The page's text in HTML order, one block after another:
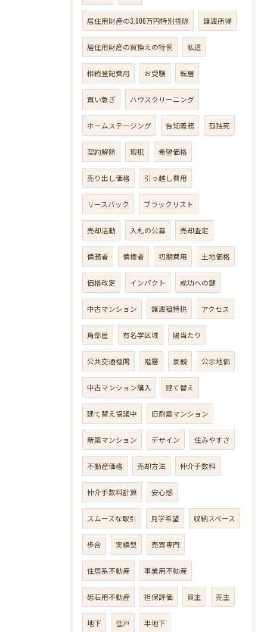
居住用財産の3,000万円特別控除 譲渡所得
居住用財産の買換えの特例 私道
相続登記費用 お受験 転居
買い急ぎ ハウスクリーニング
ホームステージング 告知義務 孤独死
契約解除 瑕疵 希望価格
売り出し価格 引っ越し費用
リースバック ブラックリスト
売却活動 入札の公募 売却査定
債務者 債権者 初期費用 土地価格
価格改定 インパクト 成功への鍵
中古マンション 譲渡租特税 アクセス
角部屋 有名学区域 陽当たり
公共交通機関 階層 景観 公示地価
中古マンション購入 建て替え
建て替え協議中 旧耐震マンション
新築マンション デザイン 住みやすさ
不動産価格 売却方法 仲介手数料
仲介手数料計算 安心感
スムーズな取引 見学希望 収納スペース
歩合 実績型 売買専門
住居系不動産 事業用不動産
砥石用不動産 担保評価 買主 売主
地下 住戸 半地下